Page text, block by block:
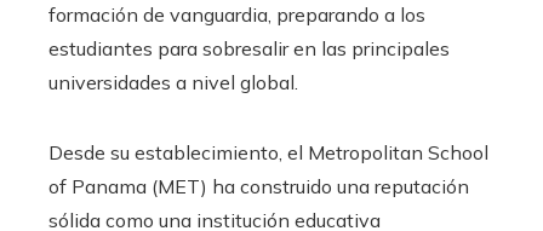
formación de vanguardia, preparando a los
estudiantes para sobresalir en las principales
universidades a nivel global.
Desde su establecimiento, el Metropolitan School
of Panama (MET) ha construido una reputación
sólida como una institución educativa